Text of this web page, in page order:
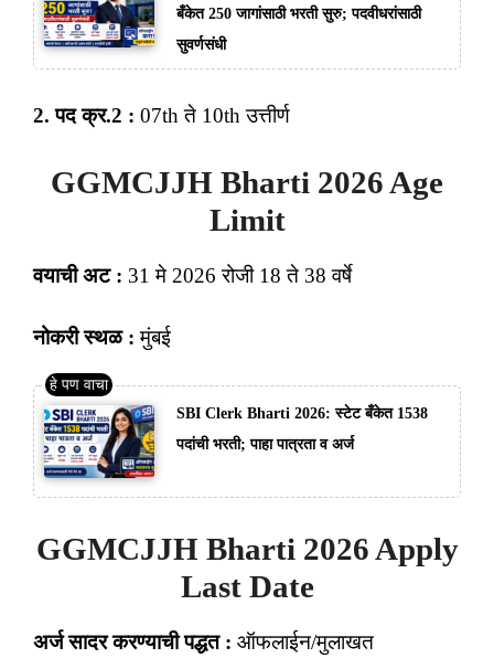
बँकेत 250 जागांसाठी भरती सुरु; पदवीधरांसाठी
सुवर्णसंधी
2. पद क्र.2 : 07th ते 10th उत्तीर्ण
GGMCJJH Bharti 2026 Age
Limit
वयाची अट : 31 मे 2026 रोजी 18 ते 38 वर्षे
नोकरी स्थळ :मुंबई
SBI Clerk Bharti 2026: स्टेट बँकेत 1538
पदांची भरती; पाहा पात्रता व अर्ज
GGMCJJH Bharti 2026 Apply
Last Date
अर्ज सादर करण्याची पद्धत : ऑफलाईन/मुलाखत